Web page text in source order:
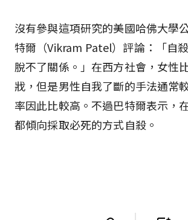
沒有參與這項研究的美國哈佛大學
特爾（Vikram Patel）評論：「自
脫不了關係。」在西方社會，女性
戕，但是男性自我了斷的手法通常
率因此比較高。不過巴特爾表示，
都傾向採取必死的方式自殺。